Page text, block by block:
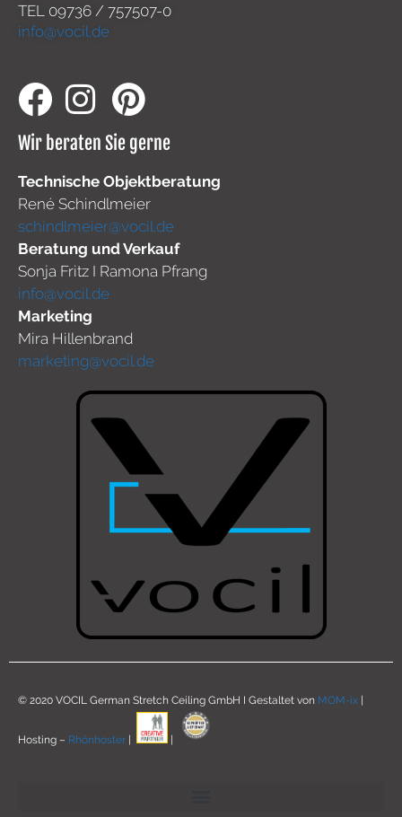
TEL 09736 / 757507-0
info@vocil.de
Wir beraten Sie gerne
Technische Objektberatung
René Schindlmeier
schindlmeier@vocil.de
Beratung und Verkauf
Sonja Fritz I Ramona Pfrang
info@vocil.de
Marketing
Mira Hillenbrand
marketing@vocil.de
© 2020 VOCIL German Stretch Ceiling GmbH I Gestaltet von MOM-ix |
Hosting – Rhönhoster | |